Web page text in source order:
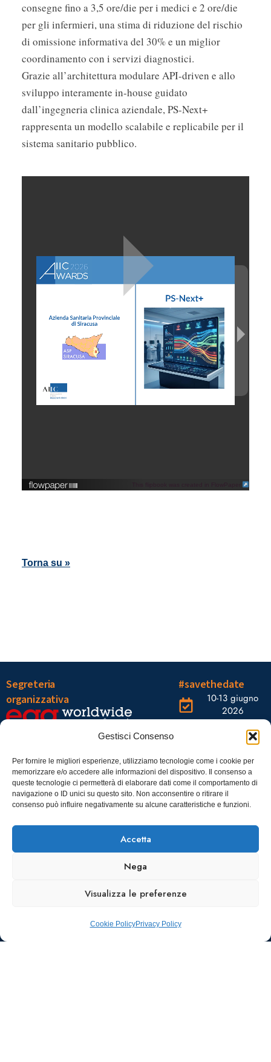
Gestisci Consenso
Per fornire le migliori esperienze, utilizziamo tecnologie come i cookie per
memorizzare e/o accedere alle informazioni del dispositivo. Il consenso a
queste tecnologie ci permetterà di elaborare dati come il comportamento di
navigazione o ID unici su questo sito. Non acconsentire o ritirare il
consenso può influire negativamente su alcune caratteristiche e funzioni.
Accetta
Nega
Visualizza le preferenze
Cookie PolicyPrivacy Policy
consegne fino a 3,5 ore/die per i medici e 2 ore/die
per gli infermieri, una stima di riduzione del rischio
di omissione informativa del 30% e un miglior
coordinamento con i servizi diagnostici.
Grazie all’architettura modulare API-driven e allo
sviluppo interamente in-house guidato
dall’ingegneria clinica aziendale, PS-Next+
rappresenta un modello scalabile e replicabile per il
sistema sanitario pubblico.
Torna su »
Segreteria
organizzativa
Tel.: 06328121
infoaiic2026@ega.it
#savethedate
10-13 giugno
2026
OGR Torino
Castelfidardo,
22 10128
Torino
SCARICA
ICS